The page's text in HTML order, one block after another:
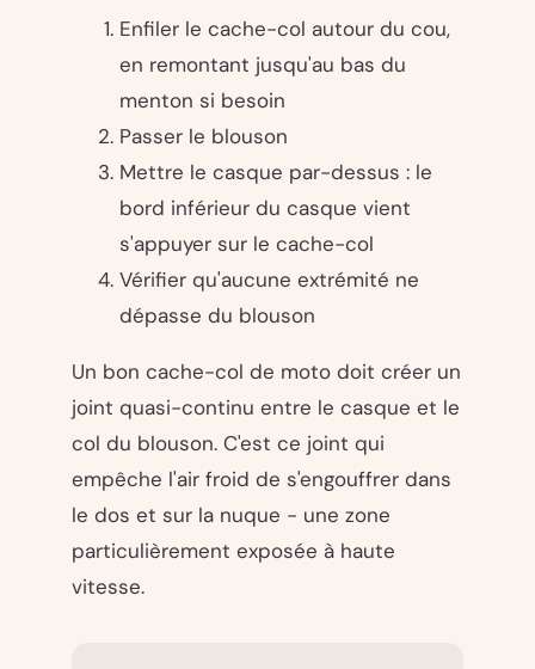
Enfiler le cache-col autour du cou,
en remontant jusqu'au bas du
menton si besoin
Passer le blouson
Mettre le casque par-dessus : le
bord inférieur du casque vient
s'appuyer sur le cache-col
Vérifier qu'aucune extrémité ne
dépasse du blouson
Un bon cache-col de moto doit créer un
joint quasi-continu entre le casque et le
col du blouson. C'est ce joint qui
empêche l'air froid de s'engouffrer dans
le dos et sur la nuque - une zone
particulièrement exposée à haute
vitesse.